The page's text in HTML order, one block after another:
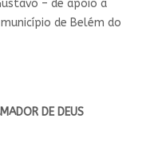
– de apoio a
de Belém do
DE DEUS